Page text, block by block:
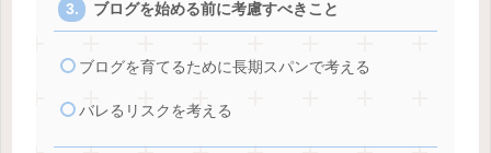
ブログを始める前に考慮すべきこと
ブログを育てるために長期スパンで考える
バレるリスクを考える